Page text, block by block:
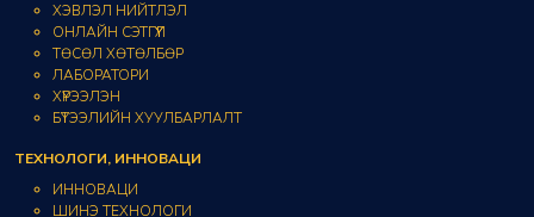
ХЭВЛЭЛ НИЙТЛЭЛ
ОНЛАЙН СЭТГҮҮЛ
ТӨСӨЛ ХӨТӨЛБӨР
ЛАБОРАТОРИ
ХҮРЭЭЛЭН
БҮТЭЭЛИЙН ХУУЛБАРЛАЛТ
ТЕХНОЛОГИ, ИННОВАЦИ
ИННОВАЦИ
ШИНЭ ТЕХНОЛОГИ